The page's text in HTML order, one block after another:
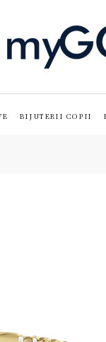
BIJUTERII COPII